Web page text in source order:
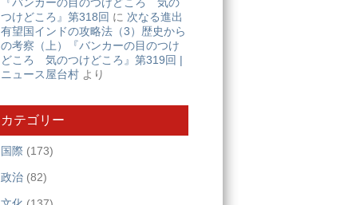
つけどころ』第318回 に 次なる進出
有望国インドの攻略法（3）歴史から
の考察（上）『バンカーの目のつけ
どころ 気のつけどころ』第319回 |
ニュース屋台村 より
カテゴリー
国際 (173)
政治 (82)